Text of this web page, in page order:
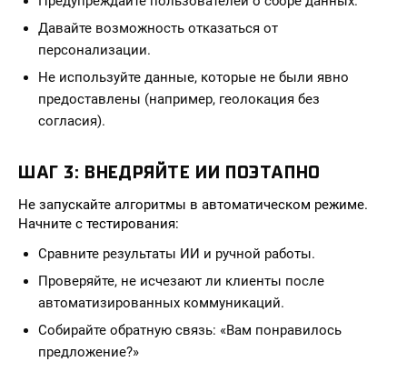
Давайте возможность отказаться от
персонализации.
Не используйте данные, которые не были явно
предоставлены (например, геолокация без
согласия).
ШАГ 3: ВНЕДРЯЙТЕ ИИ ПОЭТАПНО
Не запускайте алгоритмы в автоматическом режиме.
Начните с тестирования:
Сравните результаты ИИ и ручной работы.
Проверяйте, не исчезают ли клиенты после
автоматизированных коммуникаций.
Собирайте обратную связь: «Вам понравилось
предложение?»